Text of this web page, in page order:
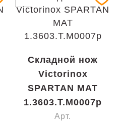
Складной нож
Victorinox
SPARTAN MAT
1.3603.T.M0007p
Арт.